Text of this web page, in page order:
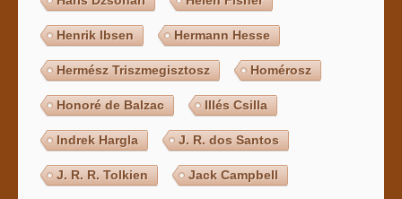
Henrik Ibsen Hermann Hesse
Hermész Triszmegisztosz Homérosz
Honoré de Balzac Illés Csilla
Indrek Hargla J. R. dos Santos
J. R. R. Tolkien Jack Campbell